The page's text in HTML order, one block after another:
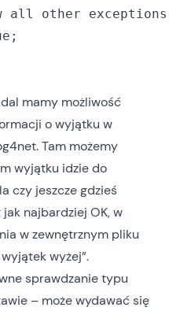
all other exceptions
mamy możliwość
o wyjątku w
Tam możemy
wyjątku idzie do
czy jeszcze gdzieś
najbardziej OK, w
w zewnętrznym pliku
wyżej”.
sprawdzanie typu
– może wydawać się